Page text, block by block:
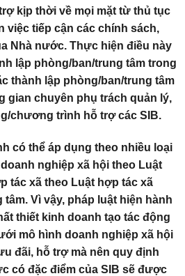
kịp thời về mọi mặt từ thủ tục
việc tiếp cận các chính sách,
Nhà nước. Thực hiện điều này
lập phòng/ban/trung tâm trong
thành lập phòng/ban/trung tâm
gian chuyên phụ trách quản lý,
chương trình hỗ trợ các SIB.
có thể áp dụng theo nhiều loại
nghiệp xã hội theo Luật
tác xã theo Luật hợp tác xã
Vì vậy, pháp luật hiện hành
thiết kinh doanh tạo tác động
mô hình doanh nghiệp xã hội
đãi, hỗ trợ mà nên quy định
có đặc điểm của SIB sẽ được